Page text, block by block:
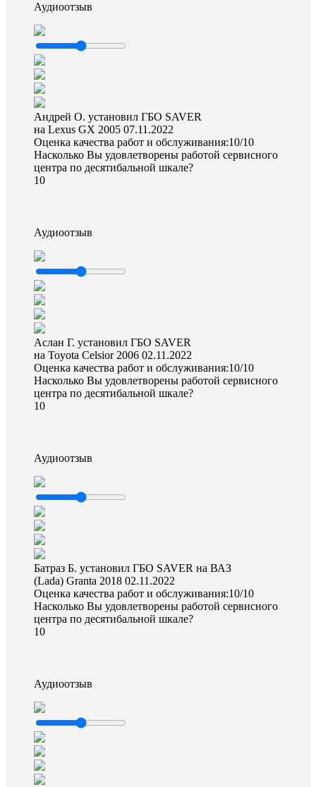
Аудиоотзыв
Андрей О. установил ГБО SAVER
на Lexus GX 2005 07.11.2022
Оценка качества работ и обслуживания:10/10
Насколько Вы удовлетворены работой сервисного
центра по десятибальной шкале?
10
Аудиоотзыв
Аслан Г. установил ГБО SAVER
на Toyota Celsior 2006 02.11.2022
Оценка качества работ и обслуживания:10/10
Насколько Вы удовлетворены работой сервисного
центра по десятибальной шкале?
10
Аудиоотзыв
Батраз Б. установил ГБО SAVER на ВАЗ
(Lada) Granta 2018 02.11.2022
Оценка качества работ и обслуживания:10/10
Насколько Вы удовлетворены работой сервисного
центра по десятибальной шкале?
10
Аудиоотзыв